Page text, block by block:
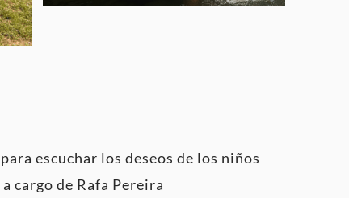
escuchar los deseos de los niños
cargo de Rafa Pereira